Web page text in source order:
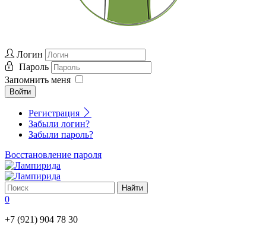
Логин
Пароль
Запомнить меня
Войти
Регистрация
Забыли логин?
Забыли пароль?
Восстановление пароля
0
+7 (921) 904 78 30